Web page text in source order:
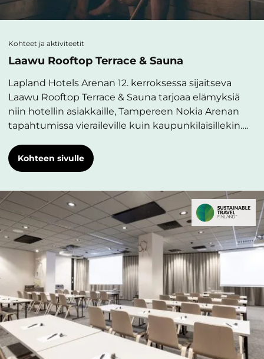
Kohteet ja aktiviteetit
Laawu Rooftop Terrace & Sauna
Lapland Hotels Arenan 12. kerroksessa sijaitseva
Laawu Rooftop Terrace & Sauna tarjoaa elämyksiä
niin hotellin asiakkaille, Tampereen Nokia Arenan
tapahtumissa vieraileville kuin kaupunkilaisillekin….
Kohteen sivulle